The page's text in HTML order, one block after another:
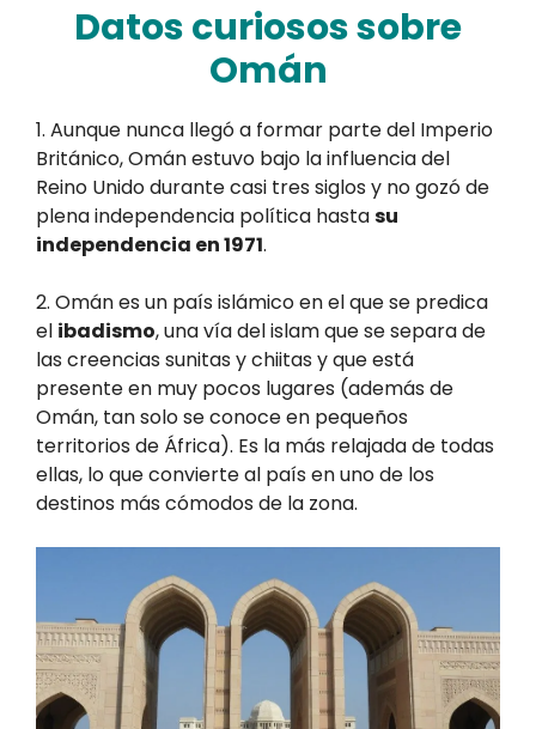
Datos curiosos sobre
Omán
1. Aunque nunca llegó a formar parte del Imperio
Británico, Omán estuvo bajo la influencia del
Reino Unido durante casi tres siglos y no gozó de
plena independencia política hastasu
independencia en 1971.
2. Omán es un país islámico en el que se predica
el ibadismo, una vía del islam que se separa de
las creencias sunitas y chiitas y que está
presente en muy pocos lugares (además de
Omán, tan solo se conoce en pequeños
territorios de África). Es la más relajada de todas
ellas, lo que convierte al país en uno de los
destinos más cómodos de la zona.